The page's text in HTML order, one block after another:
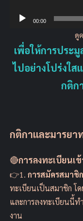
00:00
ดู
เพื่อให้การประ
ไปอย่างโปร่งใ
กติก
กติกาและมารยา
🔴การลงทะเบียนเ
👉1. การสมัครสมาชิก
ทะเบียนเป็นสมาชิก โ
และการลงทะเบียนนี้ท
งาน